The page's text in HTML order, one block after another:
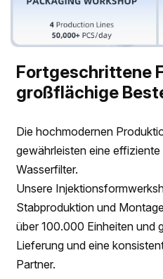
Fortgeschrittene
großflächige
Die hochmodernen
gewährleisten eine
Wasserfilter.
Unsere
Stabproduktion und
über 100.000 Einheiten und
Lieferung und eine
Partner.